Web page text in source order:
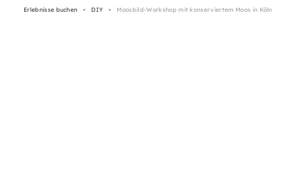
Erlebnisse buchen
DIY Moosbild-Workshop mit konserviertem Moos in Köln